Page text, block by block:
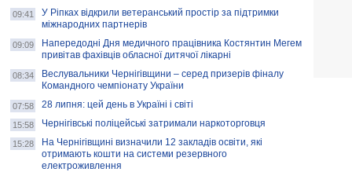
09:41
У Ріпках відкрили ветеранський простір за підтримки
міжнародних партнерів
09:09
Напередодні Дня медичного працівника Костянтин Мегем
привітав фахівців обласної дитячої лікарні
08:34
Веслувальники Чернігівщини – серед призерів фіналу
Командного чемпіонату України
07:58 28 липня: цей день в Україні і світі
15:58 Чернігівські поліцейські затримали наркоторговця
15:28
На Чернігівщині визначили 12 закладів освіти, які
отримають кошти на системи резервного
електроживлення